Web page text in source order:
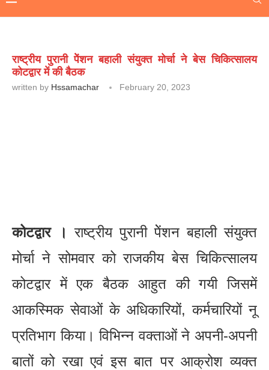
राष्ट्रीय पुरानी पेेंशन बहाली संयुक्त मोर्चा ने बेस चिकित्सालय
कोटद्वार में की बैठक
written by Hssamachar February 20, 2023
कोटद्वार ।राष्ट्रीय पुरानी पेेंशन बहाली संयुक्त
मोर्चा ने सोमवार को राजकीय बेस चिकित्सालय
कोटद्वार में एक बैठक आहुत की गयी जिसमें
आकस्मिक सेवाओं के अधिकारियों, कर्मचारियों नू
प्रतिभाग किया। विभिन्न वक्ताओं ने अपनी-अपनी
बातों को रखा एवं इस बात पर आक्रोश व्यक्त